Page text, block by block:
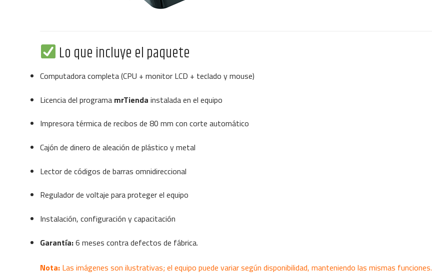
Lo que incluye el paquete
Computadora completa (CPU + monitor LCD + teclado y mouse)
Licencia del programa mrTienda instalada en el equipo
Impresora térmica de recibos de 80 mm con corte automático
Cajón de dinero de aleación de plástico y metal
Lector de códigos de barras omnidireccional
Regulador de voltaje para proteger el equipo
Instalación, configuración y capacitación
Garantía:6 meses contra defectos de fábrica.
Nota: Las imágenes son ilustrativas; el equipo puede variar según disponibilidad, manteniendo las mismas funciones.